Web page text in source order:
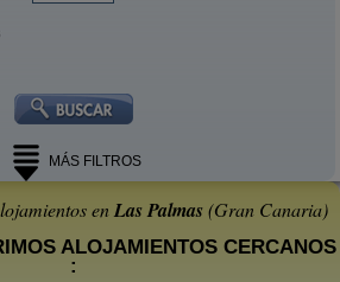
MÁS FILTROS
enLas Palmas(Gran Canaria)
ALOJAMIENTOS CERCANOS
: